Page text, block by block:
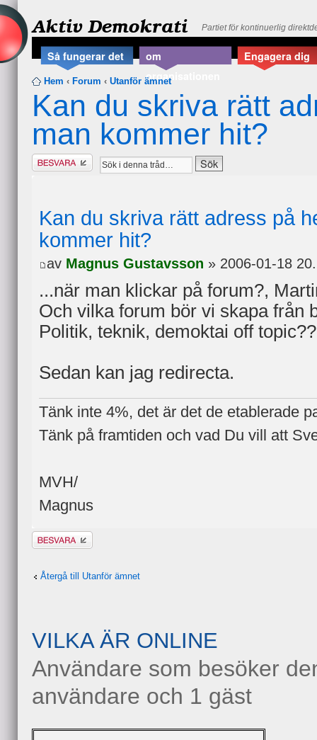
Aktiv Demokrati Partiet för kontinuerlig
Så fungerar det
om
organisationen
Engagera dig
Hem ‹ Forum ‹ Utanför ämnet
Kan du skriva rätt
man kommer hit?
Besvara
Kan du skriva rätt adress på
kommer hit?
av Magnus Gustavsson » 2006-01-18
...när man klickar på forum?,
Och vilka forum bör vi skapa från
Politik, teknik, demoktai off
Sedan kan jag redirecta.
Tänk inte 4%, det är det de etablerade
Tänk på framtiden och vad Du vill att
MVH/
Magnus
Besvara
Återgå till Utanför ämnet
VILKA ÄR ONLINE
Användare som besöker
användare och 1 gäst